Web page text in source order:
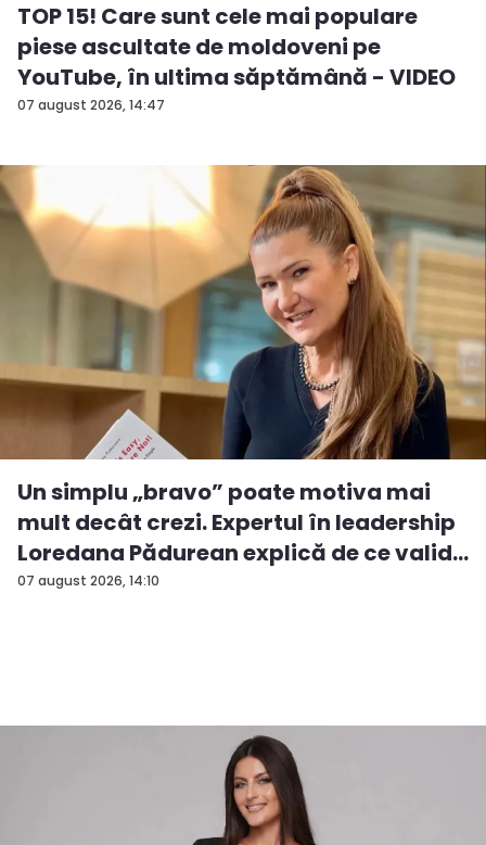
07 august 2026, 14:47
TOP 15! Care sunt cele mai populare
piese ascultate de moldoveni pe
YouTube, în ultima săptămână - VIDEO
07 august 2026, 14:10
Un simplu „bravo” poate motiva mai
mult decât crezi. Expertul în leadership
Loredana Pădurean explică de ce valid...